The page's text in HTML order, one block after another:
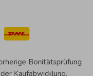
Bonitätsprüfung
Kaufabwicklung.